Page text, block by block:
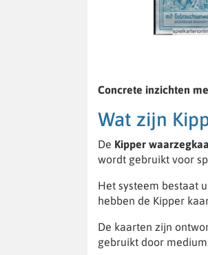
Concrete inzichten
Wat zijn
De Kipper
wordt gebruikt voor
Het systeem bestaat
hebben de Kipper
De kaarten zijn
gebruikt door